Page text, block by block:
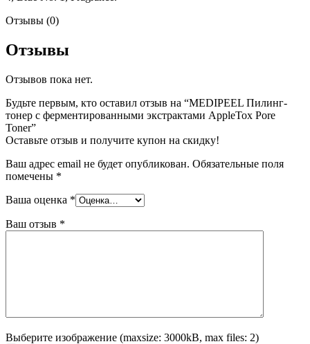
Отзывы (0)
Отзывы
Отзывов пока нет.
Будьте первым, кто оставил отзыв на “MEDIPEEL Пилинг-
тонер с ферментированными экстрактами AppleTox Pore
Toner”
Оставьте отзыв и получите купон на скидку!
Ваш адрес email не будет опубликован. Обязательные поля
помечены *
Ваша оценка *
Ваш отзыв *
Выберите изображение (maxsize: 3000kB, max files: 2)